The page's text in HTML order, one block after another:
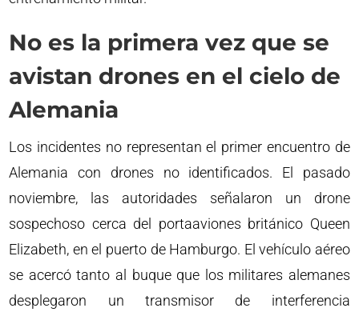
No es la primera vez que se
avistan drones en el cielo de
Alemania
Los incidentes no representan el primer encuentro de
Alemania con drones no identificados. El pasado
noviembre, las autoridades señalaron un drone
sospechoso cerca del portaaviones británico Queen
Elizabeth, en el puerto de Hamburgo. El vehículo aéreo
se acercó tanto al buque que los militares alemanes
desplegaron un transmisor de interferencia